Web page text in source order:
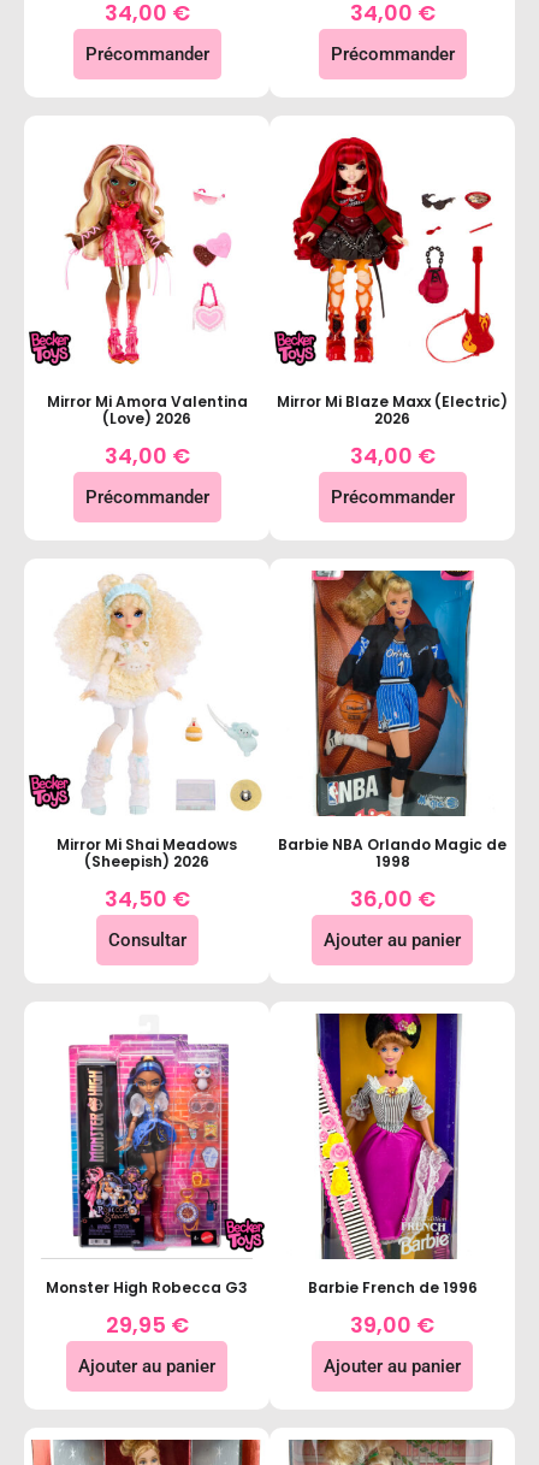
34,00 €
Précommander
34,00 €
Précommander
Mirror Mi Amora Valentina
(Love) 2026
34,00 €
Précommander
Mirror Mi Blaze Maxx (Electric)
2026
34,00 €
Précommander
Mirror Mi Shai Meadows
(Sheepish) 2026
34,50 €
Consultar
Barbie NBA Orlando Magic de
1998
36,00 €
Ajouter au panier
Monster High Robecca G3
29,95 €
Ajouter au panier
Barbie French de 1996
39,00 €
Ajouter au panier